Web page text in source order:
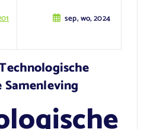
sep, wo, 2024